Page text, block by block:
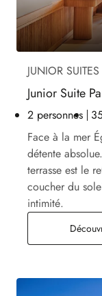
JUNIOR SUITES
Junior Suite
2 personnes
Face à la mer
détente
terrasse est le
coucher du
intimité.